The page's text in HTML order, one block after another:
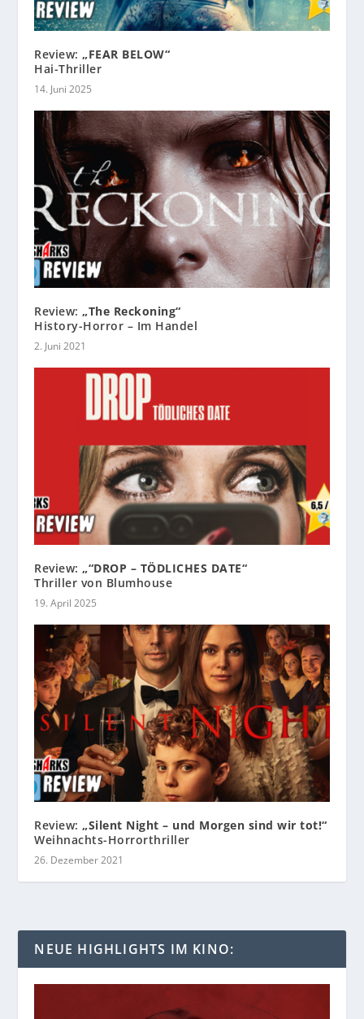
Review:„FEAR BELOW“
Hai-Thriller
14. Juni 2025
Review:„The Reckoning“
History-Horror – Im Handel
2. Juni 2021
Review:„“DROP – TÖDLICHES DATE“
Thriller von Blumhouse
19. April 2025
Review:„Silent Night – und Morgen sind wir tot!“
Weihnachts-Horrorthriller
26. Dezember 2021
NEUE HIGHLIGHTS IM KINO: